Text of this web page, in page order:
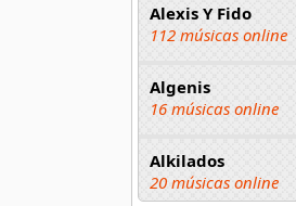
Alexis Y Fido
112 músicas online
Algenis
16 músicas online
Alkilados
20 músicas online